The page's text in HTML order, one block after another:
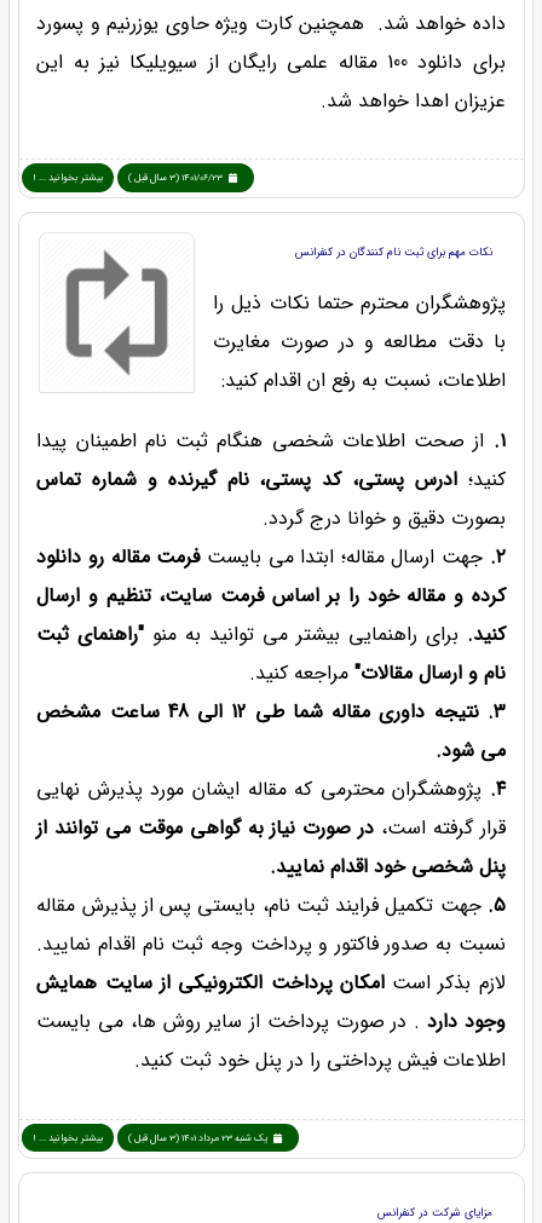
داده خواهد شد. همچنین کارت ویژه حاوی یوزرنیم و پسورد
برای دانلود 100 مقاله علمی رایگان از سیویلیکا نیز به این
عزیزان اهدا خواهد شد.
1401/06/23 (3 سال قبل ) بیشتر بخوانید ... !
نکات مهم برای ثبت نام کنندگان در کنفرانس
پژوهشگران محترم حتما نکات ذیل را
با دقت مطالعه و در صورت مغایرت
اطلاعات، نسبت به رفع ان اقدام کنید:
۱. از صحت اطلاعات شخصی هنگام ثبت نام اطمینان پیدا
کنید؛ادرس پستی، کد پستی، نام گیرنده و شماره تماس
بصورت دقیق و خوانا درج گردد.
۲. جهت ارسال مقاله؛ ابتدا می بایستفرمت مقاله رو دانلود
کرده و مقاله خود را بر اساس فرمت سایت، تنظیم و ارسال
کنید. برای راهنمایی بیشتر می توانید به منو "راهنمای ثبت
نام و ارسال مقالات"مراجعه کنید.
۳. نتیجه داوری مقاله شما طی 12 الی 48 ساعت مشخص
می شود.
۴. پژوهشگران محترمی که مقاله ایشان مورد پذیرش نهایی
قرار گرفته است، در صورت نیاز به گواهی موقت می توانند از
پنل شخصی خود اقدام نمایید.
۵. جهت تکمیل فرایند ثبت نام، بایستی پس از پذیرش مقاله
نسبت به صدور فاکتور و پرداخت وجه ثبت نام اقدام نمایید.
لازم بذکر استامکان پرداخت الکترونیکی از سایت همایش
وجود دارد . در صورت پرداخت از سایر روش ها، می بایست
اطلاعات فیش پرداختی را در پنل خود ثبت کنید.
یک شنبه 23 مرداد 1401 (3 سال قبل ) بیشتر بخوانید ... !
مزایای شرکت در کنفرانس